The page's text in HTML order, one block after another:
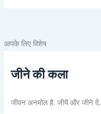
आपके लिए विशेष
जीने की कला
जीवन अनमोल है. जीयें और जीने दें.